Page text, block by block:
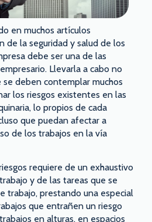
en muchos artículos
de la seguridad y salud de los
debe ser una de las
Llevarla a cabo no
se deben contemplar muchos
los riesgos existentes en las
lo propios de cada
que puedan afectar a
de los trabajos en la vía
requiere de un exhaustivo
y de las tareas que se
trabajo, prestando una especial
que entrañen un riesgo
en alturas, en espacios